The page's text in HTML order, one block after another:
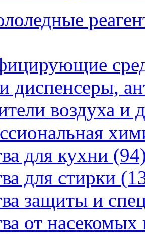
воздуха и
для кухни
для стирки
защиты и
от